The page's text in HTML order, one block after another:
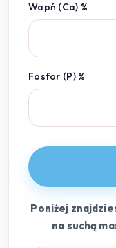
Wapń (Ca) %
Fosfor (P) %
Poniżej
na suchą